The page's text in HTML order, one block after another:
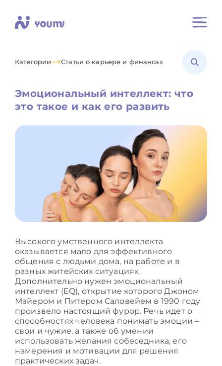
Категории Статьи о карьере и финансах
Эмоциональный интеллект: что
это такое и как его развить
Высокого умственного интеллекта
оказывается мало для эффективного
общения с людьми дома, на работе и в
разных житейских ситуациях.
Дополнительно нужен эмоциональный
интеллект (EQ), открытие которого Джоном
Майером и Питером Саловейем в 1990 году
произвело настоящий фурор. Речь идет о
способностях человека понимать эмоции –
свои и чужие, а также об умении
использовать желания собеседника, его
намерения и мотивации для решения
практических задач.